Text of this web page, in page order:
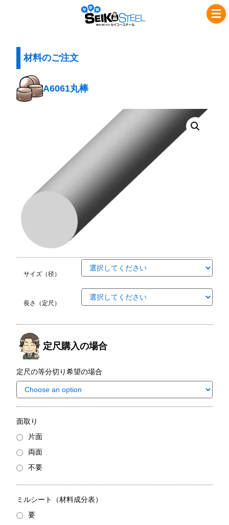
セ
イ
ー
材料のご注文
A6061丸棒
サイズ（径）
長さ（定尺）
定尺購入の場合
定尺の等分切り希望の場合
面取り
片面
両面
不要
ミルシート（材料成分表）
要